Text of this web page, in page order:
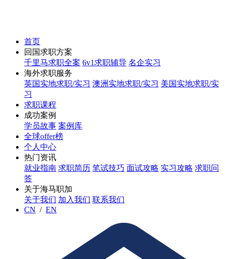
首页
回国求职方案
千里马求职全案 6v1求职辅导 名企实习
海外求职服务
英国实地求职/实习 澳洲实地求职/实习 美国实地求职/实
习
求职课程
成功案例
学员故事 案例库
全球offer榜
个人中心
热门资讯
就业指南 求职简历 笔试技巧 面试攻略 实习攻略 求职问
答
关于海马职加
关于我们 加入我们 联系我们
CN / EN